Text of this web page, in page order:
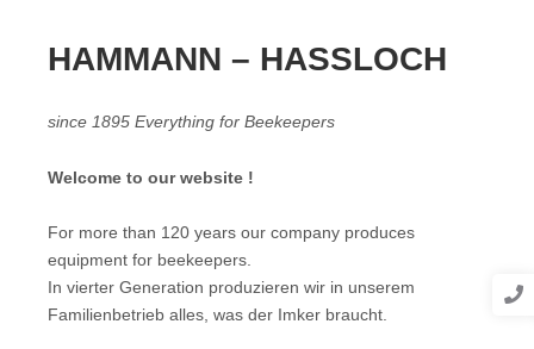
HAMMANN – HASSLOCH
since 1895 Everything for Beekeepers
Welcome to our website !
For more than 120 years our company produces
equipment for beekeepers.
In vierter Generation produzieren wir in unserem
Familienbetrieb alles, was der Imker braucht.